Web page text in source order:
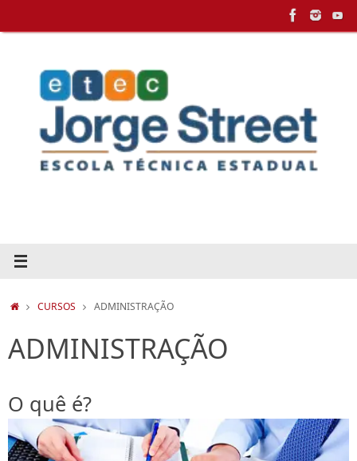
HOMECURSOS ADMINISTRAÇÃO
ADMINISTRAÇÃO
O quê é?